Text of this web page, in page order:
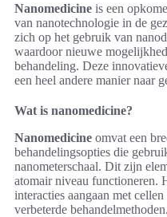
Nanomedicine is een
van nanotechnologie in de
zich op het gebruik van
waardoor nieuwe
behandeling. Deze
een heel andere manier naar
Wat is nanomedicine?
Nanomedicine omvat een
behandelingsopties die
nanometerschaal. Dit zijn
atomair niveau functioneren.
interacties aangaan met
verbeterde behandelmethoden.